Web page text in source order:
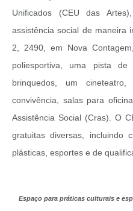
Unificados (CEU das
assistência social de maneira
2, 2490, em Nova
poliesportiva, uma pista
brinquedos, um
convivência, salas para
Assistência Social (Cras). O
gratuitas diversas, incluindo
plásticas, esportes e de
Espaço para práticas culturais e